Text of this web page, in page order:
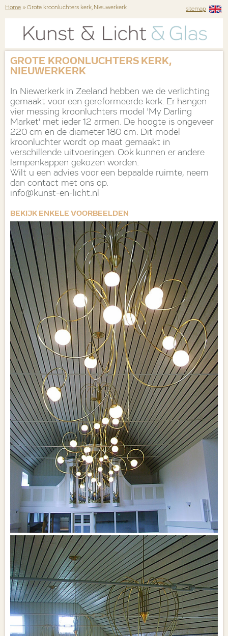
Home » Grote kroonluchters kerk, Nieuwerkerk sitemap
GROTE KROONLUCHTERS KERK,
NIEUWERKERK
In Niewerkerk in Zeeland hebben we de verlichting
gemaakt voor een gereformeerde kerk. Er hangen
vier messing kroonluchters model 'My Darling
Market' met ieder 12 armen. De hoogte is ongeveer
220 cm en de diameter 180 cm. Dit model
kroonluchter wordt op maat gemaakt in
verschillende uitvoeringen. Ook kunnen er andere
lampenkappen gekozen worden.
Wilt u een advies voor een bepaalde ruimte, neem
dan contact met ons op.
info@kunst-en-licht.nl
BEKIJK ENKELE VOORBEELDEN